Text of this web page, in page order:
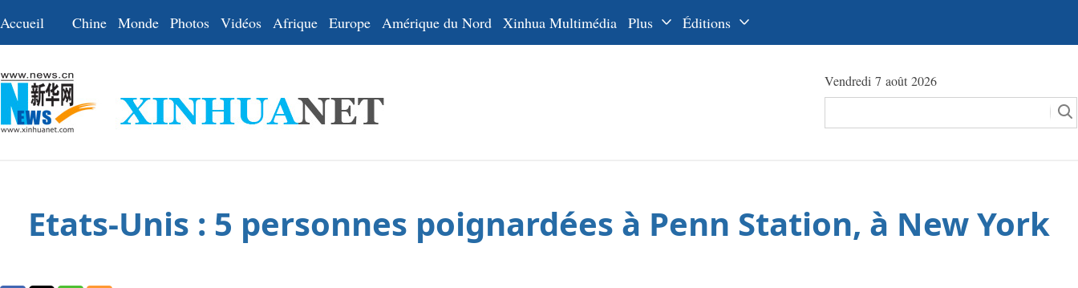
Accueil Chine Monde Photos Vidéos Afrique Europe Amérique du Nord Xinhua Multimédia Plus Éditions
عربي
Vendredi 7 août 2026
Etats-Unis : 5 personnes poignardées à Penn Station, à New York